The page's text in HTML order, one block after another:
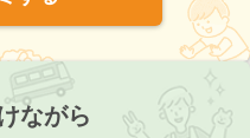
ながら